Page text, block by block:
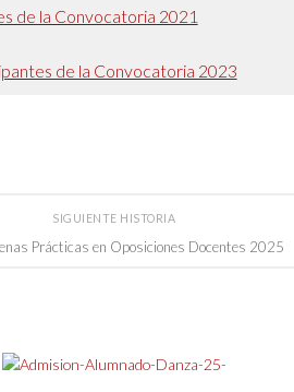
de la Convocatoria 2021
de la Convocatoria 2023
SIGUIENTE HISTORIA
Prácticas en Oposiciones Docentes 2025